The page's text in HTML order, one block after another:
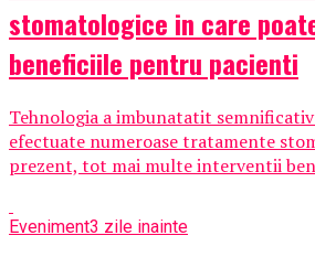
stomatologice in care
beneficiile pentru pacienti
Tehnologia a imbunatatit
efectuate numeroase tratamente
prezent, tot mai multe interventii
Eveniment3 zile inainte